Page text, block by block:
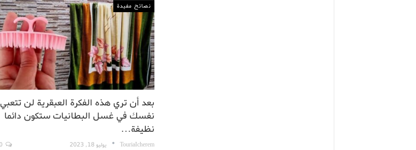
نصائح مفيدة
بعد أن تري هذه الفكرة العبقرية لن تتعبي
نفسك في غسل البطانيات ستكون دائما
نظيفة…
TouriaIcherem يوليو 18, 2023